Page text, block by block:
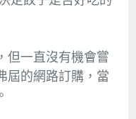
但一直沒有機會嘗
屆的網路訂購，當